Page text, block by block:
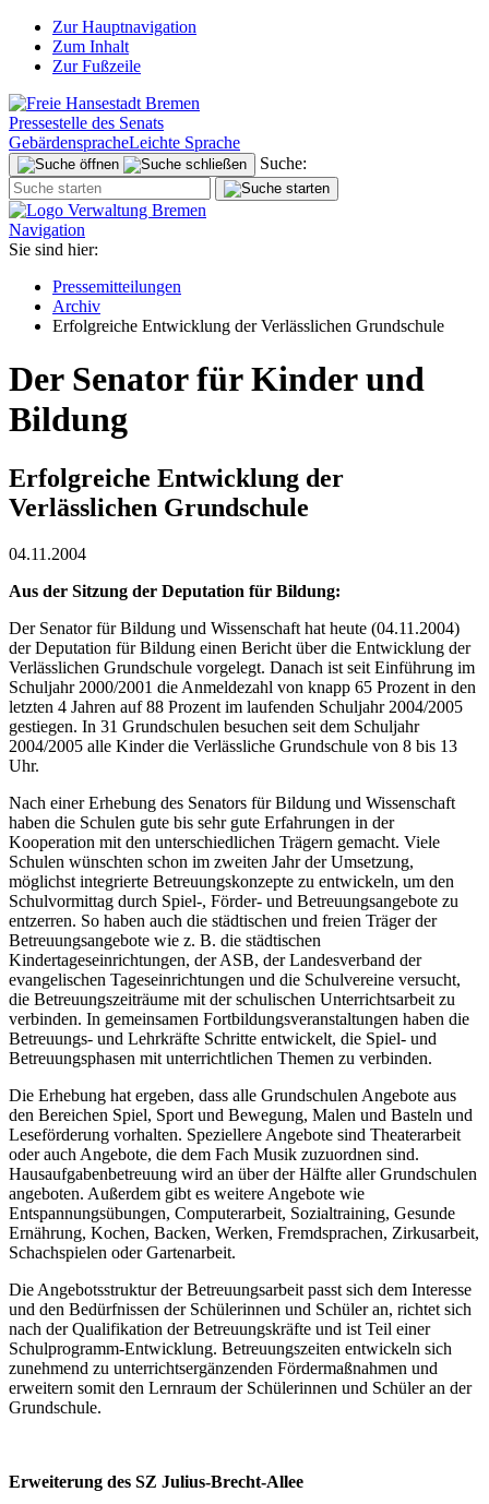
Zur Hauptnavigation
Zum Inhalt
Zur Fußzeile
Pressestelle des Senats
GebärdenspracheLeichte Sprache
Suche:
Navigation
Sie sind hier:
Pressemitteilungen
Archiv
Erfolgreiche Entwicklung der Verlässlichen Grundschule
Der Senator für Kinder und
Bildung
Erfolgreiche Entwicklung der
Verlässlichen Grundschule
04.11.2004
Aus der Sitzung der Deputation für Bildung:
Der Senator für Bildung und Wissenschaft hat heute (04.11.2004)
der Deputation für Bildung einen Bericht über die Entwicklung der
Verlässlichen Grundschule vorgelegt. Danach ist seit Einführung im
Schuljahr 2000/2001 die Anmeldezahl von knapp 65 Prozent in den
letzten 4 Jahren auf 88 Prozent im laufenden Schuljahr 2004/2005
gestiegen. In 31 Grundschulen besuchen seit dem Schuljahr
2004/2005 alle Kinder die Verlässliche Grundschule von 8 bis 13
Uhr.
Nach einer Erhebung des Senators für Bildung und Wissenschaft
haben die Schulen gute bis sehr gute Erfahrungen in der
Kooperation mit den unterschiedlichen Trägern gemacht. Viele
Schulen wünschten schon im zweiten Jahr der Umsetzung,
möglichst integrierte Betreuungskonzepte zu entwickeln, um den
Schulvormittag durch Spiel-, Förder- und Betreuungsangebote zu
entzerren. So haben auch die städtischen und freien Träger der
Betreuungsangebote wie z. B. die städtischen
Kindertageseinrichtungen, der ASB, der Landesverband der
evangelischen Tageseinrichtungen und die Schulvereine versucht,
die Betreuungszeiträume mit der schulischen Unterrichtsarbeit zu
verbinden. In gemeinsamen Fortbildungsveranstaltungen haben die
Betreuungs- und Lehrkräfte Schritte entwickelt, die Spiel- und
Betreuungsphasen mit unterrichtlichen Themen zu verbinden.
Die Erhebung hat ergeben, dass alle Grundschulen Angebote aus
den Bereichen Spiel, Sport und Bewegung, Malen und Basteln und
Leseförderung vorhalten. Speziellere Angebote sind Theaterarbeit
oder auch Angebote, die dem Fach Musik zuzuordnen sind.
Hausaufgabenbetreuung wird an über der Hälfte aller Grundschulen
angeboten. Außerdem gibt es weitere Angebote wie
Entspannungsübungen, Computerarbeit, Sozialtraining, Gesunde
Ernährung, Kochen, Backen, Werken, Fremdsprachen, Zirkusarbeit,
Schachspielen oder Gartenarbeit.
Die Angebotsstruktur der Betreuungsarbeit passt sich dem Interesse
und den Bedürfnissen der Schülerinnen und Schüler an, richtet sich
nach der Qualifikation der Betreuungskräfte und ist Teil einer
Schulprogramm-Entwicklung. Betreuungszeiten entwickeln sich
zunehmend zu unterrichtsergänzenden Fördermaßnahmen und
erweitern somit den Lernraum der Schülerinnen und Schüler an der
Grundschule.
Erweiterung des SZ Julius-Brecht-Allee